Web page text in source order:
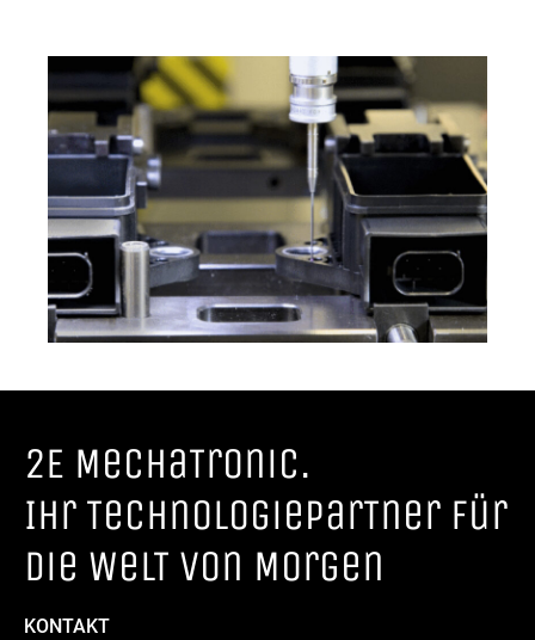
2E MechaTronic.
Ihr TechnologieparTner für
die WelT von Morgen
KONTAKT